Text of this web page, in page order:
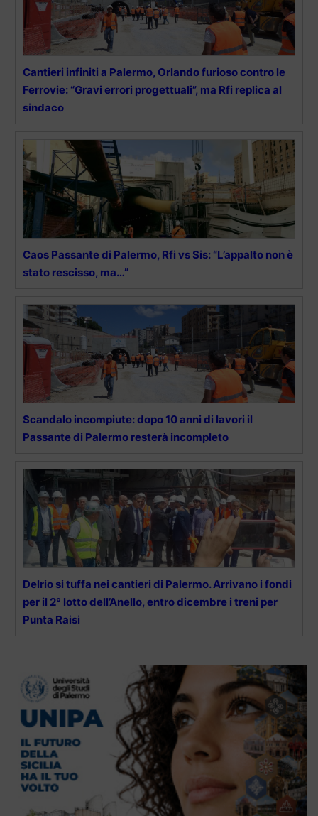
Cantieri infiniti a Palermo, Orlando furioso contro le
Ferrovie: “Gravi errori progettuali”, ma Rfi replica al
sindaco
Caos Passante di Palermo, Rfi vs Sis: “L’appalto non è
stato rescisso, ma…”
Scandalo incompiute: dopo 10 anni di lavori il
Passante di Palermo resterà incompleto
Delrio si tuffa nei cantieri di Palermo. Arrivano i fondi
per il 2° lotto dell’Anello, entro dicembre i treni per
Punta Raisi